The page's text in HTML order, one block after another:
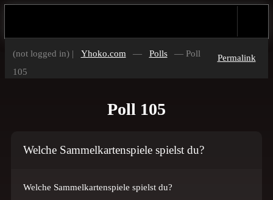
(not logged in) | Yhoko.com — Polls
— Poll
105
Permalink
Poll 105
Welche Sammelkartenspiele spielst du?
Welche Sammelkartenspiele spielst du?